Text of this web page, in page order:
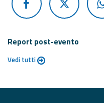
Report post-evento
Vedi tutti